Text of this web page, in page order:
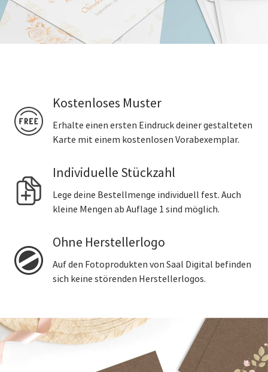
Kostenloses Muster
Erhalte einen ersten Eindruck deiner gestalteten
Karte mit einem kostenlosen Vorabexemplar.
Individuelle Stückzahl
Lege deine Bestellmenge individuell fest. Auch
kleine Mengen ab Auflage 1 sind möglich.
Ohne Herstellerlogo
Auf den Fotoprodukten von Saal Digital befinden
sich keine störenden Herstellerlogos.